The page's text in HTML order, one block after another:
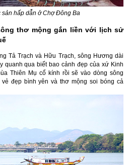
sản hấp dẫn ở Chợ Đông Ba
thơ mộng gắn liền với lịch sử
Tả Trạch và Hữu Trạch, sông Hương dài
quanh qua biết bao cảnh đẹp của xứ Kinh
Thiên Mụ cổ kính rồi sẽ vào dòng sông
đẹp bình yên và thơ mộng soi bóng cả